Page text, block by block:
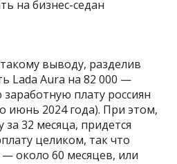
выводу, разделив
Lada Aura на 82 000 —
плату россиян
июнь 2024 года). При этом,
32 месяца, придется
целиком, так что
около 60 месяцев, или